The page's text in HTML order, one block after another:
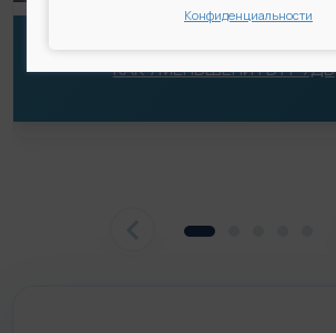
КАК УМЕНЬШЕНИТЬ ГРУДЬ
Конфиденциальности